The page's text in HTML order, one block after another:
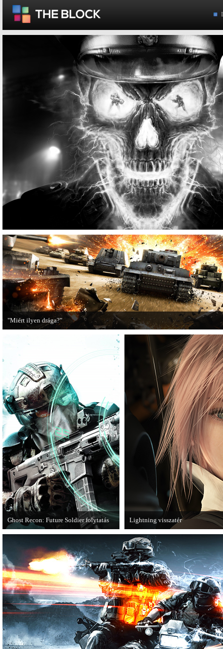
"Miért ilyen drága?"
A PC Guru utánajárt, miért kerülnek olyan sokba a AAA-kategóriás
Ghost Recon: Future Soldier folytatás
van a Ghost Recon: Future Soldier
következő epizódja.
Lightning visszatér
Megjött a Lightning Returns: